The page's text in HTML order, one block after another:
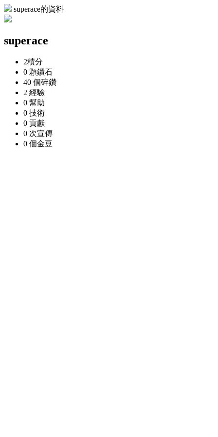
superace的資料
superace
2積分
0 顆鑽石
40 個碎鑽
2 經驗
0 幫助
0 技術
0 貢獻
0 次宣傳
0 個金豆